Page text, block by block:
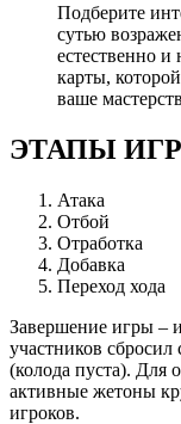
Подберите
сутью
естественно
карты,
ваше
ЭТАПЫ
Атака
Отбой
Отработка
Добавка
Переход хода
Завершение игры –
участников
(колода пуста). Для
активные жетоны
игроков.